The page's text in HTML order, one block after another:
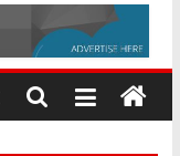
درب..
وتبقى
هي